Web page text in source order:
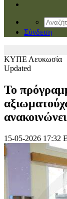
Σύνδεση
ΚΥΠΕ Λευκωσία
Updated
Το
15-05-2026 17:32